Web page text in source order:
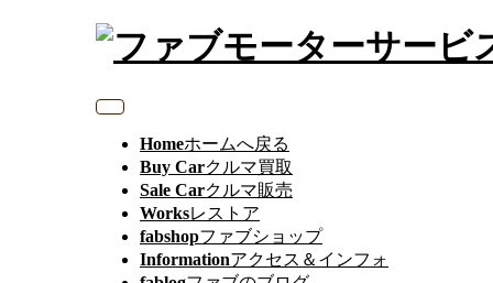
Homeホームへ戻る
Buy Carクルマ買取
Sale Carクルマ販売
Worksレストア
fabshopファブショップ
Informationアクセス＆インフォ